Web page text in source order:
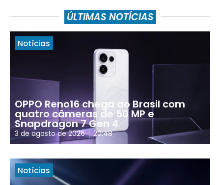
ÚLTIMAS NOTÍCIAS
Notícias
OPPO Reno16 chega ao Brasil com
quatro câmeras de 50 MP e
Snapdragon 7 Gen 4
3 de agosto de 2026 20:48
Notícias